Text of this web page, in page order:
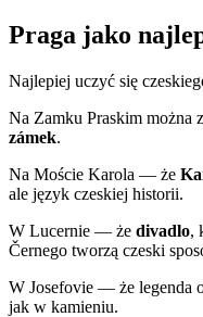
Praga jako
Najlepiej uczyć się
Na Zamku Praskim można
zámek.
Na Moście Karola — że
ale język czeskiej historii.
W Lucernie — że divadlo,
Černego tworzą czeski
W Josefovie — że legenda
jak w kamieniu.